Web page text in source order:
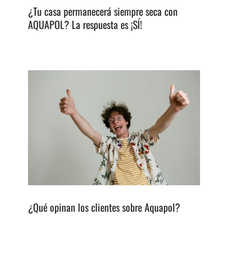
¿Tu casa permanecerá siempre seca con
AQUAPOL? La respuesta es ¡SÍ!
¿Qué opinan los clientes sobre Aquapol?